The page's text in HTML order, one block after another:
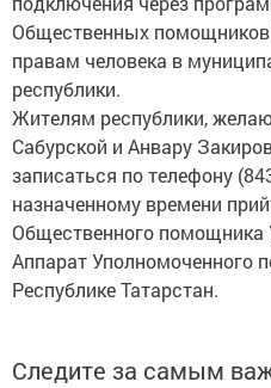
Общественных
правам человека в
республики.
Жителям республики,
Сабурской и Анвару
записаться по телефону
назначенному времени
Общественного помощника
Аппарат Уполномоченного
Республике Татарстан.
Следите за самым